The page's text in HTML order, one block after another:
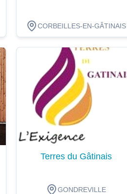
CORBEILLES-EN-GÂTINAIS
Dégustation
Terres du Gâtinais
GONDREVILLE